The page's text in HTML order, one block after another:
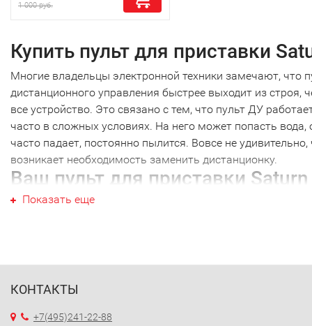
1 000 руб.
Купить пульт для приставки
Многие владельцы электронной техники замечают, что
дистанционного управления быстрее выходит из строя,
все устройство. Это связано с тем, что пульт ДУ
часто в сложных условиях. На него может попасть вода,
часто падает, постоянно пылится. Вовсе не удивительно,
возникает необходимость заменить дистанционку.
Ваш пульт для приставки Saturn
Ваш пульт для приставки Saturn не являются
том, что почти каждый пульт ДУ работает только с
просто красивое устройство, которое не будет работать с
Показать еще
КОНТАКТЫ
+7(495)241-22-88